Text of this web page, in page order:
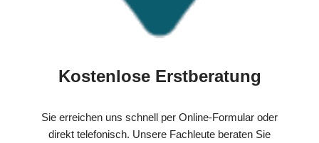
Kostenlose Erstberatung
Sie erreichen uns schnell per Online-Formular oder
direkt telefonisch. Unsere Fachleute beraten Sie